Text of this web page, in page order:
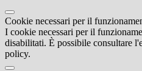
Cookie necessari per il
I cookie necessari per il
disabilitati. È possibile consultare
policy.